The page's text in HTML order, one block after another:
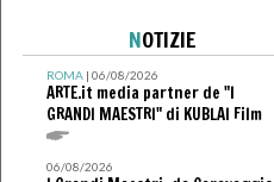
NOTIZIE
ROMA| 06/08/2026
ARTE.it media partner de "I
GRANDI MAESTRI" di KUBLAI Film
06/08/2026